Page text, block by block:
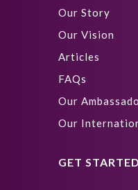
Our Story
Our Vision
Articles
FAQs
Our
Our
GET STARTED